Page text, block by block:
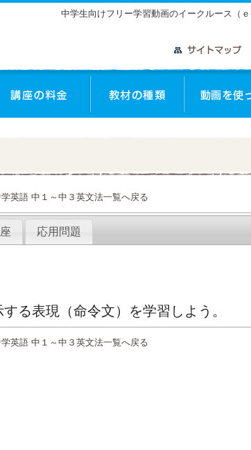
中学生向けフリー学習動画のイークルース（
英語 中１～中３英文法一覧へ戻る
応用問題
る表現（命令文）を学習しよう。
英語 中１～中３英文法一覧へ戻る